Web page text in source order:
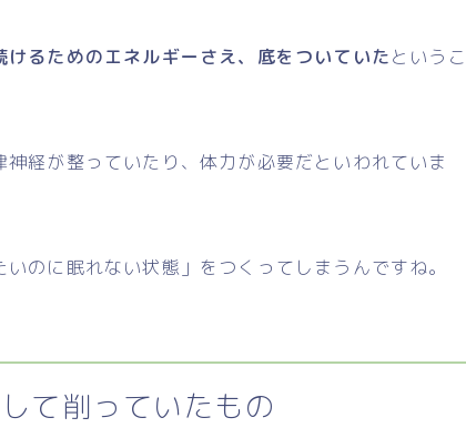
けるためのエネルギーさえ、底をついていたというこ
経が整っていたり、体力が必要だといわれていま
のに眠れない状態」をつくってしまうんですね。
て削っていたもの